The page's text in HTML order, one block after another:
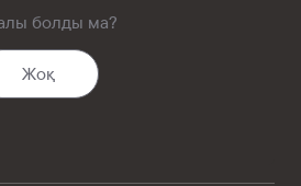
болды ма?
Жоқ